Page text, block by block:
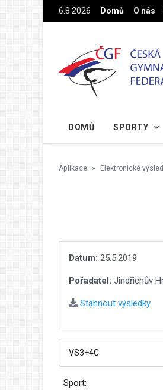
Na hlavní obsah6.8.2026 Domů O nás
DOMŮ SPORTY
Aplikace Elektronické
Datum: 25.5.2019
Pořadatel: Jindřichův
Stáhnout výsledky
Sport: